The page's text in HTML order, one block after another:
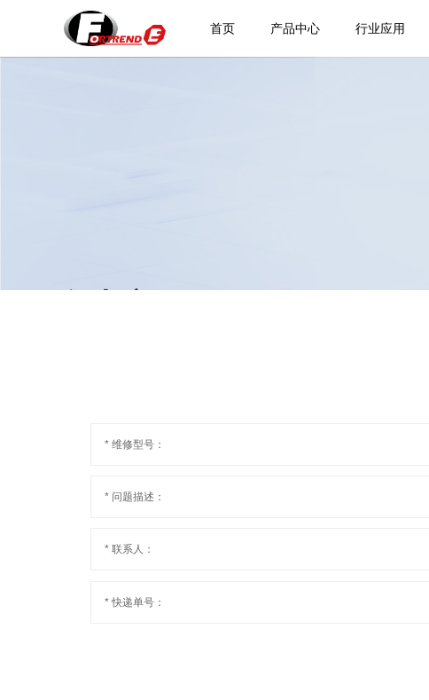
首页 产品中心 行业应用
* 维修型号：
* 问题描述：
* 联系人：
* 快递单号：